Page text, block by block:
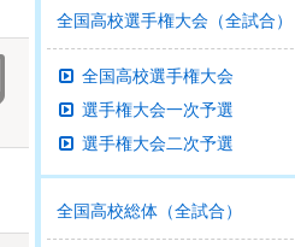
全国高校選手権大会（全試合）
全国高校選手権大会
選手権大会一次予選
選手権大会二次予選
全国高校総体（全試合）